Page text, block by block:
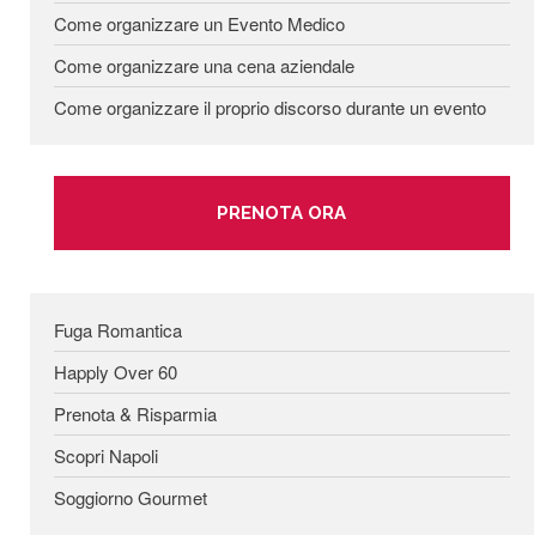
Come organizzare un Evento Medico
Come organizzare una cena aziendale
Come organizzare il proprio discorso durante un evento
PRENOTA ORA
Fuga Romantica
Happly Over 60
Prenota & Risparmia
Scopri Napoli
Soggiorno Gourmet